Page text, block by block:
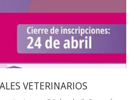
VETERINARIOS